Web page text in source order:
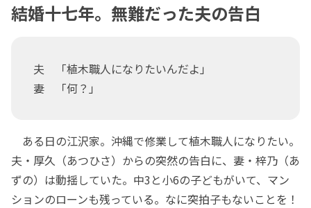
結婚十七年。無難だった夫の告白
夫 「植木職人になりたいんだよ」
妻 「何？」
ある日の江沢家。沖縄で修業して植木職人になりたい。
夫・厚久（あつひさ）からの突然の告白に、妻・梓乃（あ
ずの）は動揺していた。中3と小6の子どもがいて、マン
ションのローンも残っている。なに突拍子もないことを！